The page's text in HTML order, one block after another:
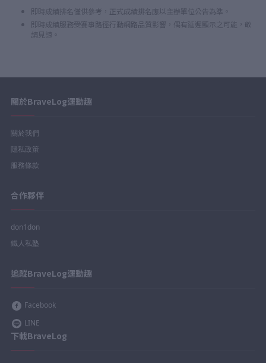
即時成績排名僅供參考，正式成績排名應以主辦單位公告為準。
即時成績服務受賽事路徑行動網路品質影響，偶有延遲顯示之可能，敬
請見諒。
關於BraveLog運動趣
關於我們
隱私政策
服務條款
合作夥伴
don1don
鐵人私塾
追蹤BraveLog運動趣
Facebook
LINE
下載BraveLog